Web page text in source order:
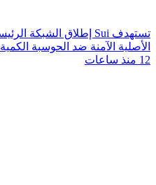
الأصلية الآمنة ضد الحوسبة الكمية
12 منذ ساعات